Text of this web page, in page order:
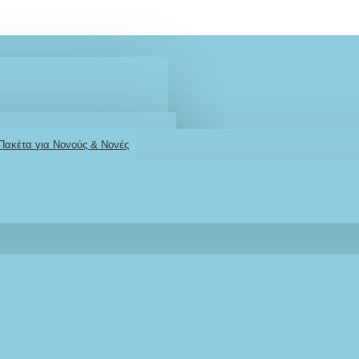
για Νονούς & Νονές